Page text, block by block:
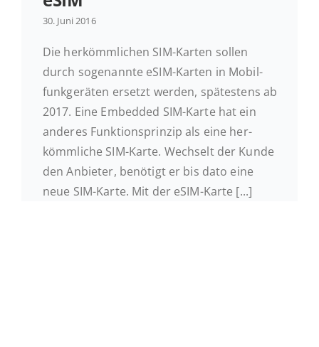
Kontakt
30. Juni 2016
Die her­kömm­li­chen SIM-Karten sollen
durch so­ge­nann­te eSIM-Karten in Mo­bil­
funk­ge­rä­ten ersetzt werden, spä­tes­tens ab
2017. Eine Em­bedded SIM-Karte hat ein
anderes Funk­ti­ons­prin­zip als eine her­
kömm­li­che SIM-Karte. Wech­selt der Kunde
den An­bie­ter, be­nö­tigt er bis dato eine
neue SIM-Karte. Mit der eSIM-Karte [...]